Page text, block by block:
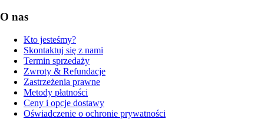
O nas
Kto jesteśmy?
Skontaktuj się z nami
Termin sprzedaży
Zwroty & Refundacje
Zastrzeżenia prawne
Metody płatności
Ceny i opcje dostawy
Oświadczenie o ochronie prywatności